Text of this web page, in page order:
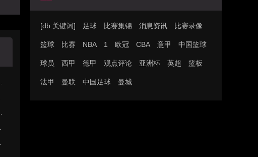
[db:关键词] 足球 比赛集锦 消息资讯 比赛录像
篮球 比赛 NBA 1 欧冠 CBA 意甲 中国篮球
球员 西甲 德甲 观点评论 亚洲杯 英超 篮板
法甲 曼联 中国足球 曼城